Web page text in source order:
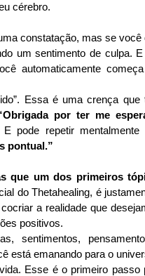
cérebro.
constatação, mas se você
um sentimento de culpa.
automaticamente
Essa é uma crença que
por ter me
E pode repetir mentalmente
pontual.”
que um dos primeiros
do Thetahealing, é
a realidade que
positivos.
sentimentos,
está emanando para o
Esse é o primeiro passo